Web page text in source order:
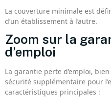
La couverture minimale est
d’un établissement à l’autre.
Zoom sur la
d’emploi
La garantie perte d’emploi,
sécurité supplémentaire pour
caractéristiques principales :